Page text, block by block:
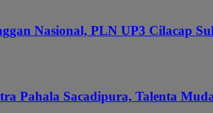
Nasional, PLN UP3 Cilacap
Pahala Sacadipura, Talenta